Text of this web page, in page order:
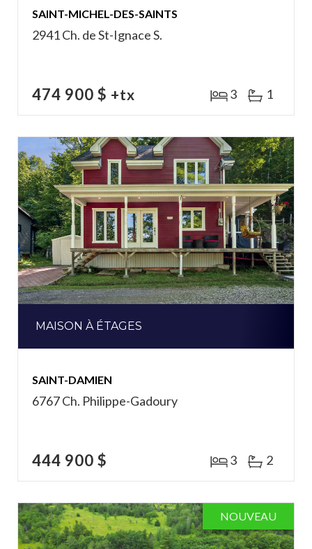
SAINT-MICHEL-DES-SAINTS
2941 Ch. de St-Ignace S.
474 900 $ +tx 3 1
MAISON À ÉTAGES
SAINT-DAMIEN
6767 Ch. Philippe-Gadoury
444 900 $ 3 2
NOUVEAU